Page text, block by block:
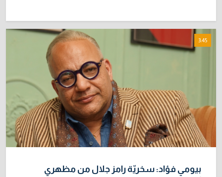
3:45
بيومي فؤاد: سخريّة رامز جلال من مظهري